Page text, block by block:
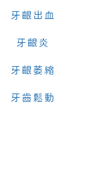
牙齦出血
牙齦炎
牙齦萎縮
牙齒鬆動